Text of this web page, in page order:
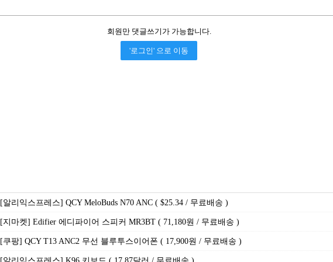
회원만 댓글쓰기가 가능합니다.
'로그인' 으로 이동
[알리익스프레스] QCY MeloBuds N70 ANC ( $25.34 / 무료배송 )
[지마켓] Edifier 에디파이어 스피커 MR3BT ( 71,180원 / 무료배송 )
[쿠팡] QCY T13 ANC2 무선 블루투스이어폰 ( 17,900원 / 무료배송 )